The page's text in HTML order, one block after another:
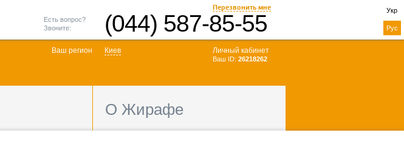
Перезвонить мне
(044) 587-85-55
Есть вопрос?
Звоните:
Личный кабинет
Ваш ID: 26218262
Ваш регион Киев
Укр
Рус
О Жирафе